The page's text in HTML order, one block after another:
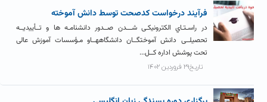
فرآيند درخواست کدصحت توسط دانش آموخته
در راسـتـاي الکترونیکـی شـــدن صــدور دانشنامـه ها و تــأییدیــه
تحصیلــی دانش آموختگــان دانشگاههــاو مـؤسسات آموزش عالی
تحت پوشش اداره کــل...
تاریخ۲۹ فروردین ۱۴۰۲